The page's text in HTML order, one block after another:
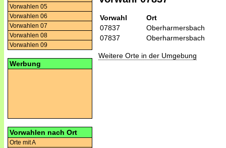
Vorwahlen 05
Vorwahlen 06
Vorwahlen 07
Vorwahlen 08
Vorwahlen 09
Werbung
Vorwahlen nach Ort
Orte mit A
Vorwahl
Ort
07837
Oberharmersbach
07837
Oberharmersbach
Weitere Orte in der Umgebung